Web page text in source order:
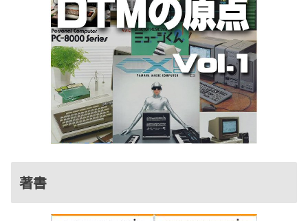
著書